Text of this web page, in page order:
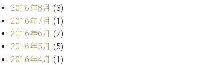
マ
ー
サ
ー
ビ
ス
(
2016年8月 (3)
2016年7月 (1)
2016年6月 (7)
2016年5月 (5)
2016年4月 (1)